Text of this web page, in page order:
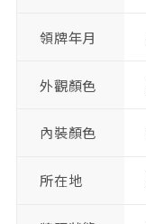
領牌年月
外觀顏色
內裝顏色
所在地